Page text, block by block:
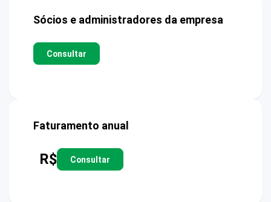
Sócios e administradores da empresa
Consultar
Faturamento anual
R$ Consultar